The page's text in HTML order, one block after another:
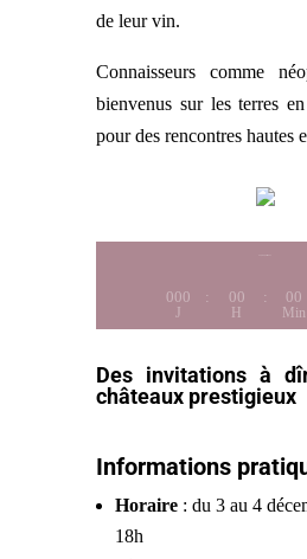
de leur vin.
Connaisseurs comme
bienvenus sur les terres
pour des rencontres hautes
000
J
: 00
H
: 00
Min
Des invitations à
châteaux prestigieux
Informations
Horaire: du 3 au 4
18h